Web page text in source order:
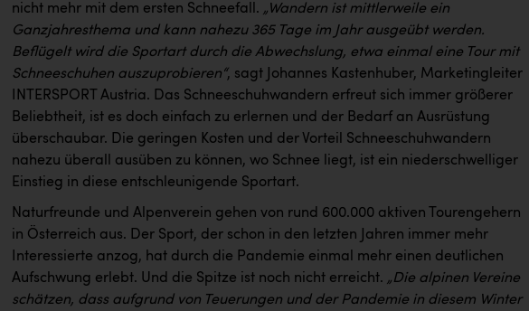
nicht mehr mit dem ersten Schneefall. „Wandern ist mittlerweile ein
Ganzjahresthema und kann nahezu 365 Tage im Jahr ausgeübt werden.
Beflügelt wird die Sportart durch die Abwechslung, etwa einmal eine Tour mit
Schneeschuhen auszuprobieren“, sagt Johannes Kastenhuber, Marketingleiter
INTERSPORT Austria. Das Schneeschuhwandern erfreut sich immer größerer
Beliebtheit, ist es doch einfach zu erlernen und der Bedarf an Ausrüstung
überschaubar. Die geringen Kosten und der Vorteil Schneeschuhwandern
nahezu überall ausüben zu können, wo Schnee liegt, ist ein niederschwelliger
Einstieg in diese entschleunigende Sportart.
Naturfreunde und Alpenverein gehen von rund 600.000 aktiven Tourengehern
in Österreich aus. Der Sport, der schon in den letzten Jahren immer mehr
Interessierte anzog, hat durch die Pandemie einmal mehr einen deutlichen
Aufschwung erlebt. Und die Spitze ist noch nicht erreicht. „Die alpinen Vereine
schätzen, dass aufgrund von Teuerungen und der Pandemie in diesem Winter